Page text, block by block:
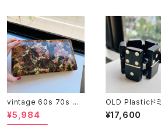
vintage 60s 70s ME
LE ジュエリーボックス
（Lサイズ・ブラウン）
¥5,984
OLD Plasticド
スレット
¥17,600